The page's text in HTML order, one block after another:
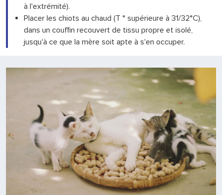
à l'extrémité).
Placer les chiots au chaud (T ° supérieure à 31/32°C),
dans un couffin recouvert de tissu propre et isolé,
jusqu'à ce que la mère soit apte à s'en occuper.